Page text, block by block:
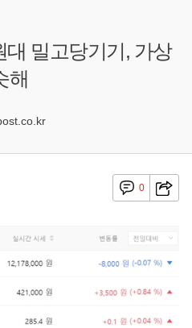
대 밀고당기기, 가상
해
0